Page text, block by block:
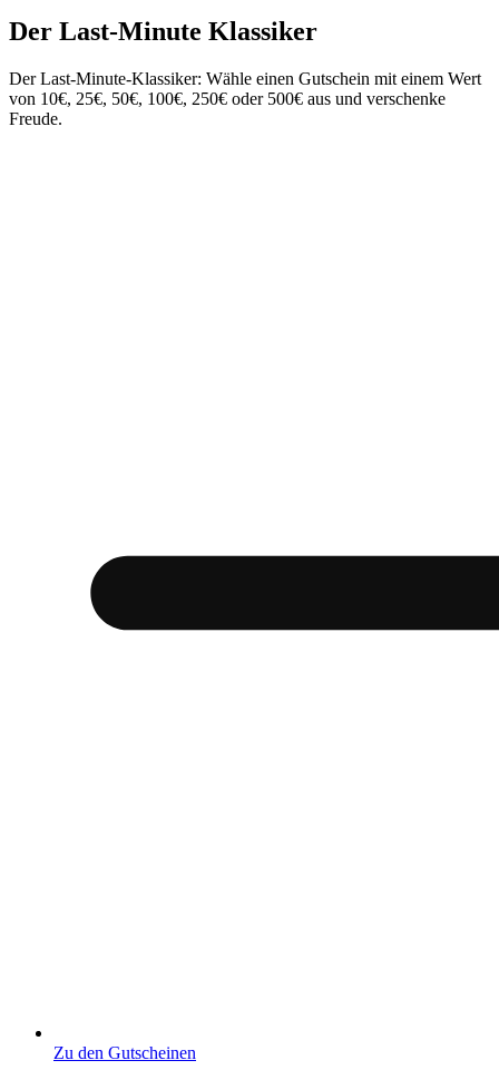
Der Last-Minute Klassiker
Der Last-Minute-Klassiker: Wähle einen Gutschein mit einem Wert
von 10€, 25€, 50€, 100€, 250€ oder 500€ aus und verschenke
Freude.
Zu den Gutscheinen